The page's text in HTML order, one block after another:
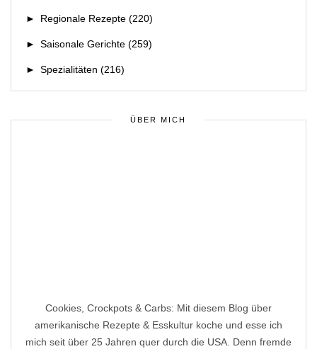
► Regionale Rezepte (220)
► Saisonale Gerichte (259)
► Spezialitäten (216)
ÜBER MICH
Cookies, Crockpots & Carbs: Mit diesem Blog über
amerikanische Rezepte & Esskultur koche und esse ich
mich seit über 25 Jahren quer durch die USA. Denn fremde